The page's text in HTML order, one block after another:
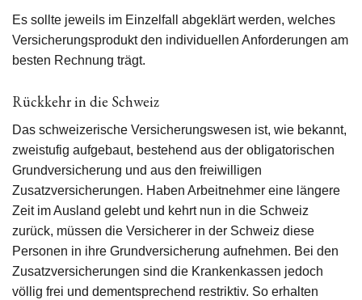
Es sollte jeweils im Einzelfall abgeklärt werden, welches
Versicherungsprodukt den individuellen Anforderungen am
besten Rechnung trägt.
Rückkehr in die Schweiz
Das schweizerische Versicherungswesen ist, wie bekannt,
zweistufig aufgebaut, bestehend aus der obligatorischen
Grundversicherung und aus den freiwilligen
Zusatzversicherungen. Haben Arbeitnehmer eine längere
Zeit im Ausland gelebt und kehrt nun in die Schweiz
zurück, müssen die Versicherer in der Schweiz diese
Personen in ihre Grundversicherung aufnehmen. Bei den
Zusatzversicherungen sind die Krankenkassen jedoch
völlig frei und dementsprechend restriktiv. So erhalten